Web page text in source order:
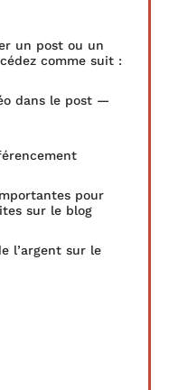
un post ou un
comme suit :
dans le post —
pour
sur le blog
l’argent sur le